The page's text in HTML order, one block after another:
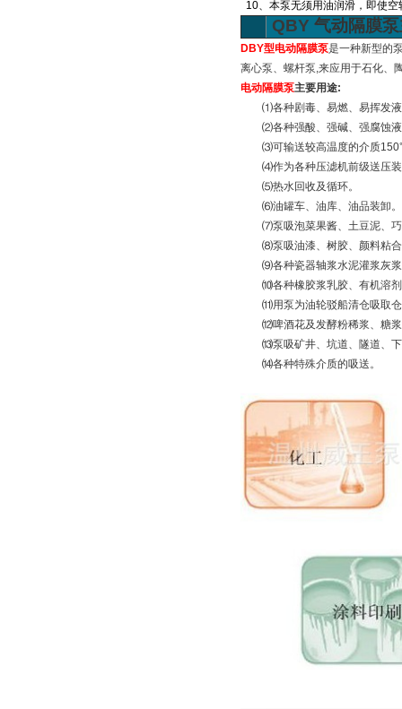
10、本泵无须用油润滑，即使
QBY 气动隔膜泵
DBY型电动隔膜泵是一种新型的
离心泵、螺杆泵,来应用于石化、
电动隔膜泵主要用途:
⑴各种剧毒、易燃、易挥发液
⑵各种强酸、强碱、强腐蚀液
⑶可输送较高温度的介质
⑷作为各种压滤机前级送压装
⑸热水回收及循环。
⑹油罐车、油库、油品装卸。
⑺泵吸泡菜果酱、土豆泥、
⑻泵吸油漆、树胶、颜料粘合
⑼各种瓷器轴浆水泥灌浆灰浆
⑽各种橡胶浆乳胶、有机溶剂
⑾用泵为油轮驳船清仓吸取仓
⑿啤酒花及发酵粉稀浆、糖浆
⒀泵吸矿井、坑道、隧道、下
⒁各种特殊介质的吸送。